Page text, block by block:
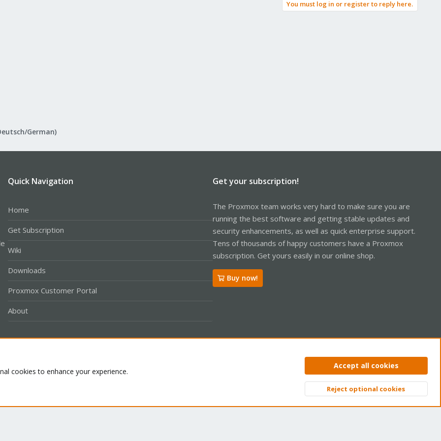
You must log in or register to reply here.
German)
Quick Navigation
Home
Get Subscription
Wiki
Downloads
Proxmox Customer Portal
About
Get your subscription!
The Proxmox team works very hard to make sure you are
running the best software and getting stable updates and
security enhancements, as well as quick enterprise support.
Tens of thousands of happy customers have a Proxmox
subscription. Get yours easily in our online shop.
Buy now!
Privacy policy Help Home
Top
cookies to enhance your experience.
Accept all cookies
Reject optional cookies